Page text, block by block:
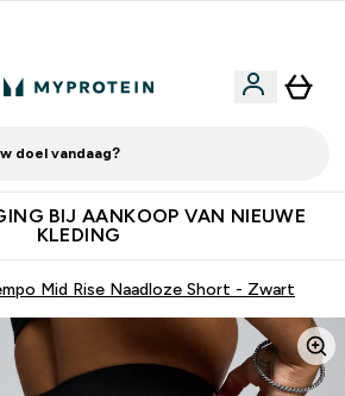
doel vandaag?
BIJ AANKOOP VAN NIEUWE
KLEDING
Mid Rise Naadloze Short - Zwart